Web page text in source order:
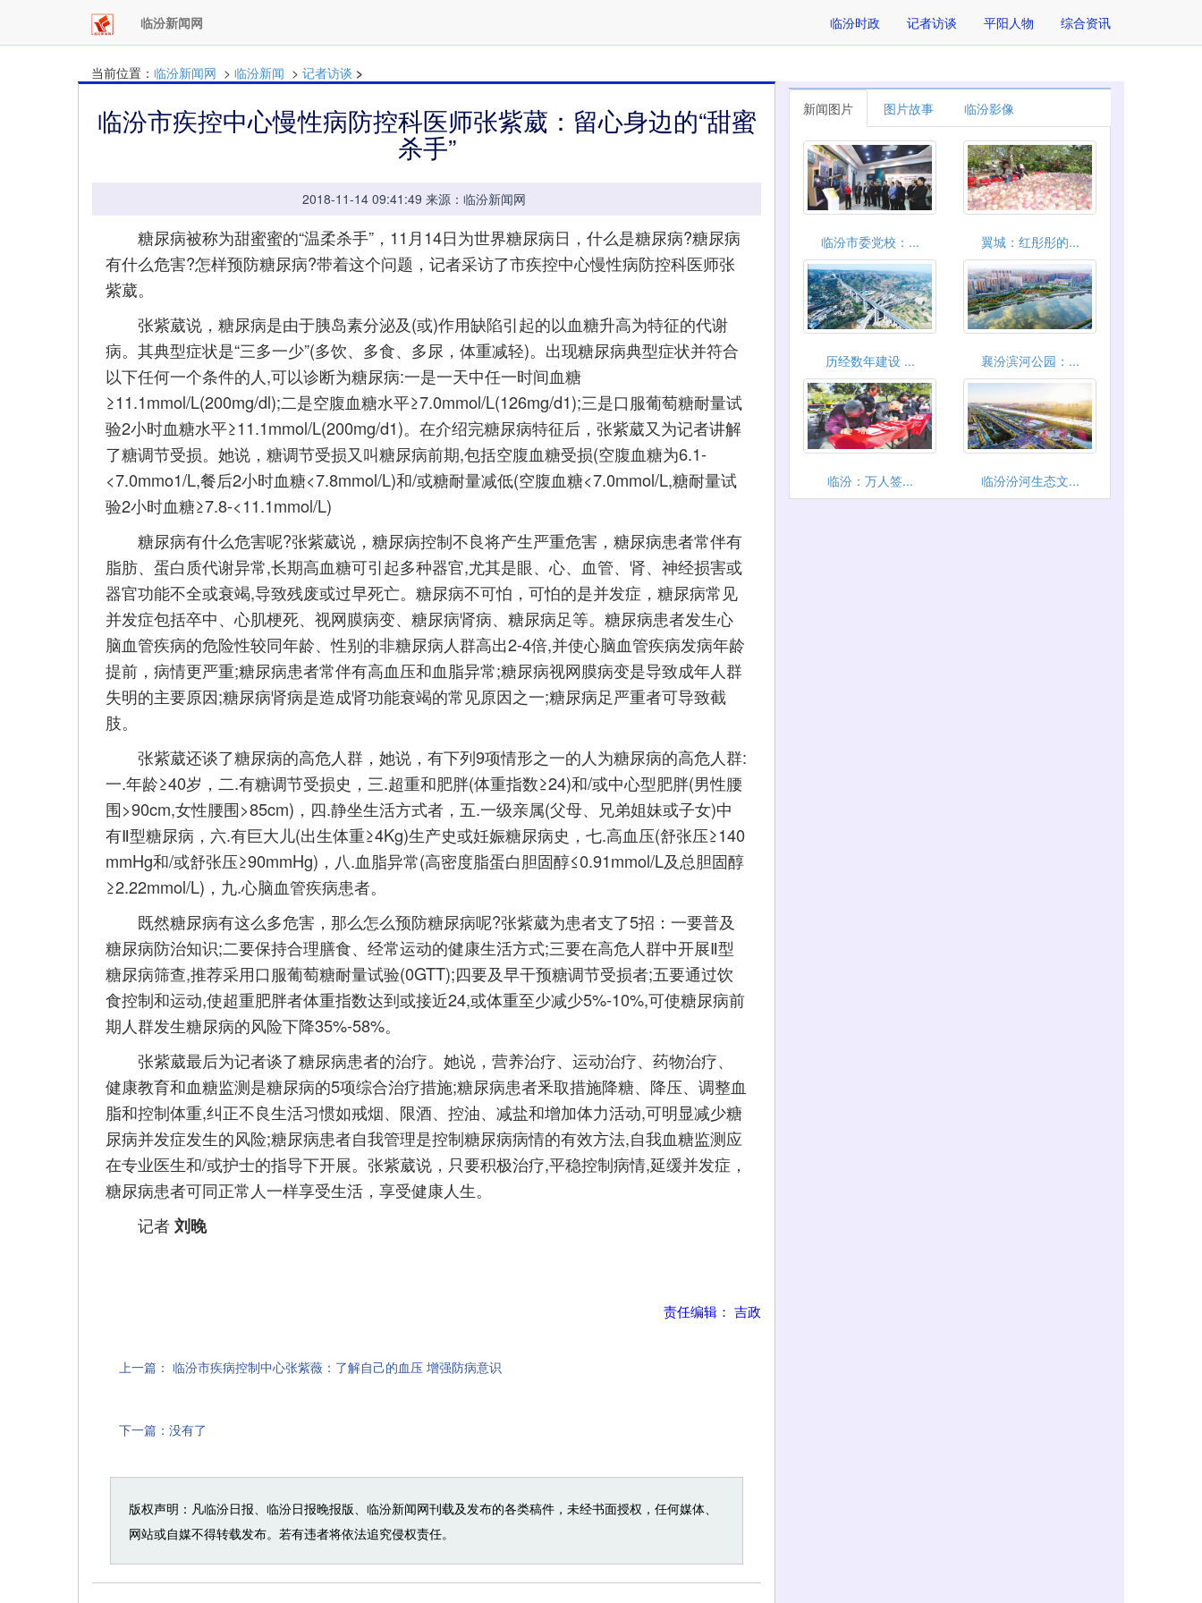
临汾新闻网 临汾时政 记者访谈 平阳人物 综合资讯
当前位置： 临汾新闻网 > 临汾新闻 > 记者访谈 >
临汾市疾控中心慢性病防控科医师张紫葳：留心身边的“甜蜜
杀手”
2018-11-14 09:41:49 来源：临汾新闻网
糖尿病被称为甜蜜蜜的“温柔杀手”，11月14日为世界糖尿病日，什么是糖尿病?糖尿病
有什么危害?怎样预防糖尿病?带着这个问题，记者采访了市疾控中心慢性病防控科医师张
紫葳。
张紫葳说，糖尿病是由于胰岛素分泌及(或)作用缺陷引起的以血糖升高为特征的代谢
病。其典型症状是“三多一少”(多饮、多食、多尿，体重减轻)。出现糖尿病典型症状并符合
以下任何一个条件的人,可以诊断为糖尿病:一是一天中任一时间血糖
≥11.1mmol/L(200mg/dl);二是空腹血糖水平≥7.0mmol/L(126mg/d1);三是口服葡萄糖耐量试
验2小时血糖水平≥11.1mmol/L(200mg/d1)。在介绍完糖尿病特征后，张紫葳又为记者讲解
了糖调节受损。她说，糖调节受损又叫糖尿病前期,包括空腹血糖受损(空腹血糖为6.1-
<7.0mmo1/L,餐后2小时血糖<7.8mmol/L)和/或糖耐量减低(空腹血糖<7.0mmol/L,糖耐量试
验2小时血糖≥7.8-<11.1mmol/L)
糖尿病有什么危害呢?张紫葳说，糖尿病控制不良将产生严重危害，糖尿病患者常伴有
脂肪、蛋白质代谢异常,长期高血糖可引起多种器官,尤其是眼、心、血管、肾、神经损害或
器官功能不全或衰竭,导致残废或过早死亡。糖尿病不可怕，可怕的是并发症，糖尿病常见
并发症包括卒中、心肌梗死、视网膜病变、糖尿病肾病、糖尿病足等。糖尿病患者发生心
脑血管疾病的危险性较同年龄、性别的非糖尿病人群高出2-4倍,并使心脑血管疾病发病年龄
提前，病情更严重;糖尿病患者常伴有高血压和血脂异常;糖尿病视网膜病变是导致成年人群
失明的主要原因;糖尿病肾病是造成肾功能衰竭的常见原因之一;糖尿病足严重者可导致截
肢。
张紫葳还谈了糖尿病的高危人群，她说，有下列9项情形之一的人为糖尿病的高危人群:
一.年龄≥40岁，二.有糖调节受损史，三.超重和肥胖(体重指数≥24)和/或中心型肥胖(男性腰
围>90cm,女性腰围>85cm)，四.静坐生活方式者，五.一级亲属(父母、兄弟姐妹或子女)中
有Ⅱ型糖尿病，六.有巨大儿(出生体重≥4Kg)生产史或妊娠糖尿病史，七.高血压(舒张压≥140
mmHg和/或舒张压≥90mmHg)，八.血脂异常(高密度脂蛋白胆固醇≤0.91mmol/L及总胆固醇
≥2.22mmol/L)，九.心脑血管疾病患者。
既然糖尿病有这么多危害，那么怎么预防糖尿病呢?张紫葳为患者支了5招：一要普及
糖尿病防治知识;二要保持合理膳食、经常运动的健康生活方式;三要在高危人群中开展Ⅱ型
糖尿病筛查,推荐采用口服葡萄糖耐量试验(0GTT);四要及早干预糖调节受损者;五要通过饮
食控制和运动,使超重肥胖者体重指数达到或接近24,或体重至少减少5%-10%,可使糖尿病前
期人群发生糖尿病的风险下降35%-58%。
张紫葳最后为记者谈了糖尿病患者的治疗。她说，营养治疗、运动治疗、药物治疗、
健康教育和血糖监测是糖尿病的5项综合治疗措施;糖尿病患者釆取措施降糖、降压、调整血
脂和控制体重,纠正不良生活习惯如戒烟、限酒、控油、减盐和增加体力活动,可明显减少糖
尿病并发症发生的风险;糖尿病患者自我管理是控制糖尿病病情的有效方法,自我血糖监测应
在专业医生和/或护士的指导下开展。张紫葳说，只要积极治疗,平稳控制病情,延缓并发症，
糖尿病患者可同正常人一样享受生活，享受健康人生。
记者刘晚
责任编辑： 吉政
上一篇： 临汾市疾病控制中心张紫薇：了解自己的血压 增强防病意识
下一篇：没有了
版权声明：凡临汾日报、临汾日报晚报版、临汾新闻网刊载及发布的各类稿件，未经书面授权，任何媒体、
网站或自媒不得转载发布。若有违者将依法追究侵权责任。
新闻图片 图片故事 临汾影像
临汾市委党校：... 翼城：红彤彤的...
历经数年建设 ... 襄汾滨河公园：...
临汾：万人签... 临汾汾河生态文...